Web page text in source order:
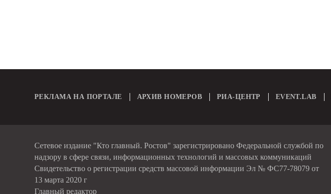
РЕКЛАМА НА ПОРТАЛЕ АРХИВ НОМЕРОВ РИА-ЦЕНТР EVENT.LAB
Сетевое издание "Кто главный. Ростов" зарегистрировано Федеральной службой по
надзору в сфере связи, информационных технологий и массовых коммуникаций
Свидетельство о регистрации средств массовой информации Эл № ФС77-78079 от
13 марта 2020 г
Главный редактор